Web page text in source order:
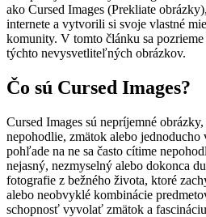
ako Cursed Images (Prekliate
internete a vytvorili si svoje vlastné
komunity. V tomto článku sa
týchto nevysvetliteľných obrázkov.
Čo sú Cursed Images?
Cursed Images sú nepríjemné
nepohodlie, zmätok alebo
pohľade na ne sa často cítime
nejasný, nezmyselný alebo dokonca
fotografie z bežného života, ktoré
alebo neobvyklé kombinácie
schopnosť vyvolať zmätok a